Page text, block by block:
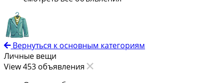
Вернуться к основным категориям
Личные вещи
View 453 объявления